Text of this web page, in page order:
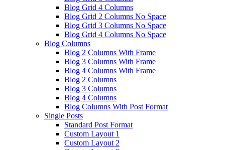
Blog Grid 4 Columns
Blog Grid 2 Columns No Space
Blog Grid 3 Columns No Space
Blog Grid 4 Columns No Space
Blog Columns
Blog 2 Columns With Frame
Blog 3 Columns With Frame
Blog 4 Columns With Frame
Blog 2 Columns
Blog 3 Columns
Blog 4 Columns
Blog Columns With Post Format
Single Posts
Standard Post Format
Custom Layout 1
Custom Layout 2